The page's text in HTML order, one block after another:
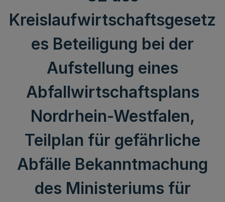
Kreislaufwirtschaftsgesetz
es Beteiligung bei der
Aufstellung eines
Abfallwirtschaftsplans
Nordrhein-Westfalen,
Teilplan für gefährliche
Abfälle Bekanntmachung
des Ministeriums für